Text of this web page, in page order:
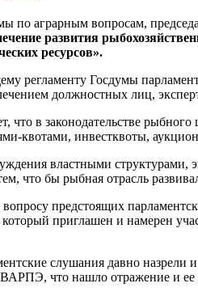
по аграрным вопросам,
развития
ресурсов».
регламенту Госдумы
должностных лиц,
что в законодательстве
квотами, инвестквоты,
властными структурами,
что бы рыбная отрасль
вопросу предстоящих
приглашен и намерен
слушания давно назрели
ВАРПЭ, что нашло отражение и